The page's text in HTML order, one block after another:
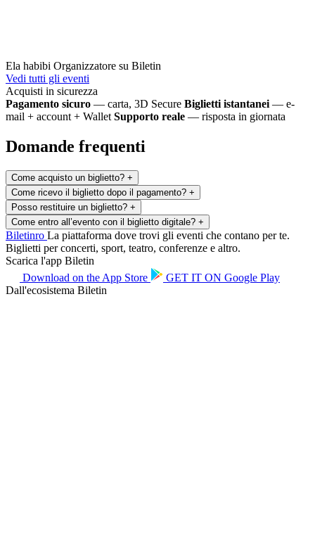
Ela habibi Organizzatore su Biletin
Vedi tutti gli eventi
Acquisti in sicurezza
Pagamento sicuro — carta, 3D Secure Biglietti istantanei — e-
mail + account + Wallet Supporto reale — risposta in giornata
Domande frequenti
Come acquisto un biglietto? +
Come ricevo il biglietto dopo il pagamento? +
Posso restituire un biglietto? +
Come entro all’evento con il biglietto digitale? +
Biletinro La piattaforma dove trovi gli eventi che contano per te.
Biglietti per concerti, sport, teatro, conferenze e altro.
Scarica l'app Biletin
Download on the App Store GET IT ON Google Play
Dall'ecosistema Biletin